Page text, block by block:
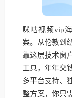
咪咕视频vip
案。从伦敦到
靠这层技术窗
工具，年年交
多平台支持、
整方案，你只